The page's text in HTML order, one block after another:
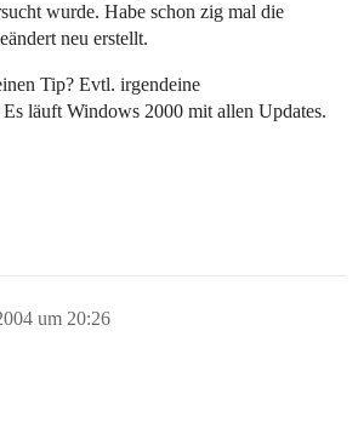
wurde. Habe schon zig mal die
neu erstellt.
Tip? Evtl. irgendeine
Es läuft Windows 2000 mit allen Updates.
um 20:26